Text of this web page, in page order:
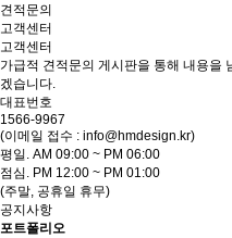
견적문의
고객센터
고객센터
가급적 견적문의 게시판을 통해 내용을
겠습니다.
대표번호
1566-9967
(이메일 접수 : info@hmdesign.kr)
평일. AM 09:00 ~ PM 06:00
점심. PM 12:00 ~ PM 01:00
(주말, 공휴일 휴무)
공지사항
포트폴리오